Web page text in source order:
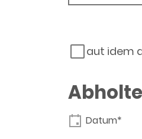
aut idem
Datum*